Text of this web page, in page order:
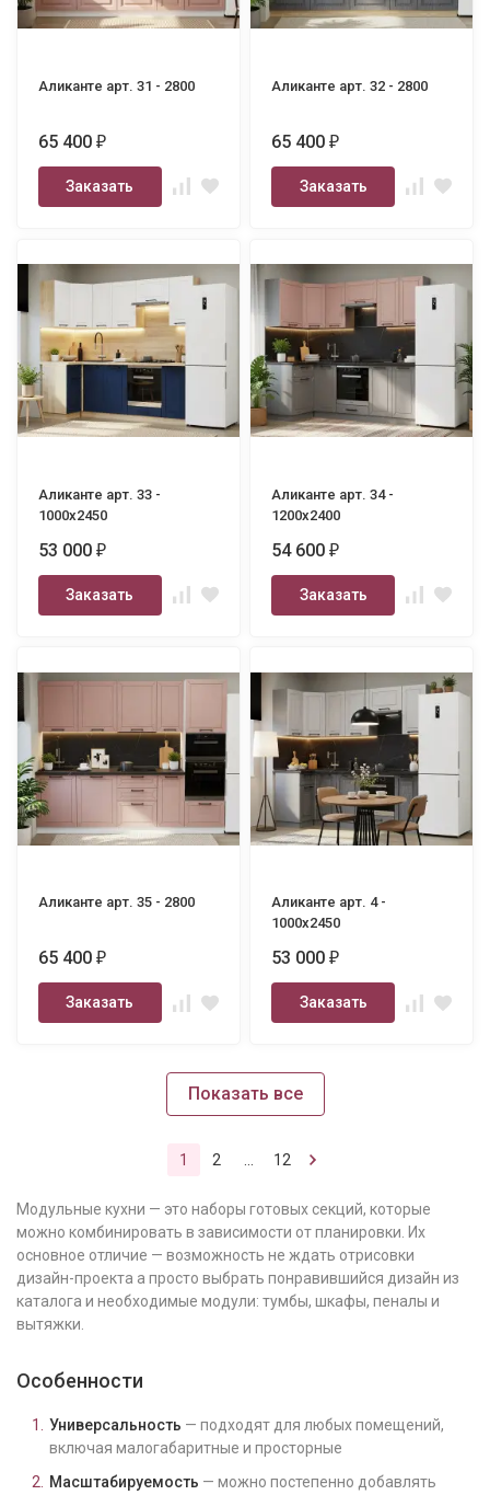
Аликанте арт. 31 - 2800
65 400₽
Заказать
Аликанте арт. 32 - 2800
65 400₽
Заказать
Аликанте арт. 33 -
1000х2450
53 000₽
Заказать
Аликанте арт. 34 -
1200х2400
54 600₽
Заказать
Аликанте арт. 35 - 2800
65 400₽
Заказать
Аликанте арт. 4 -
1000х2450
53 000₽
Заказать
Показать все
1 2 12
Модульные кухни — это наборы готовых секций, которые
можно комбинировать в зависимости от планировки. Их
основное отличие — возможность не ждать отрисовки
дизайн-проекта а просто выбрать понравившийся дизайн из
каталога и необходимые модули: тумбы, шкафы, пеналы и
вытяжки.
Особенности
Универсальность — подходят для любых помещений,
включая малогабаритные и просторные
Масштабируемость — можно постепенно добавлять